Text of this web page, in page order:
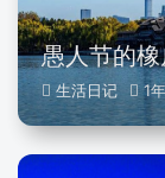
愚人节的
生活日记 1